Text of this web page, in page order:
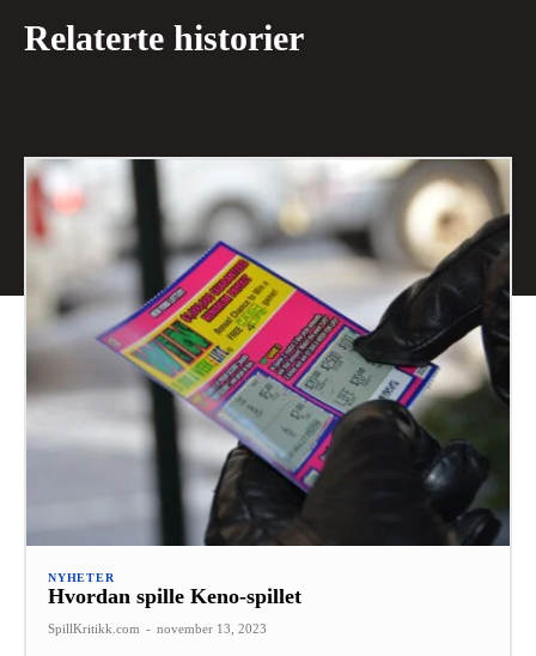
Relaterte historier
NYHETER
Hvordan spille Keno-spillet
SpillKritikk.com - november 13, 2023